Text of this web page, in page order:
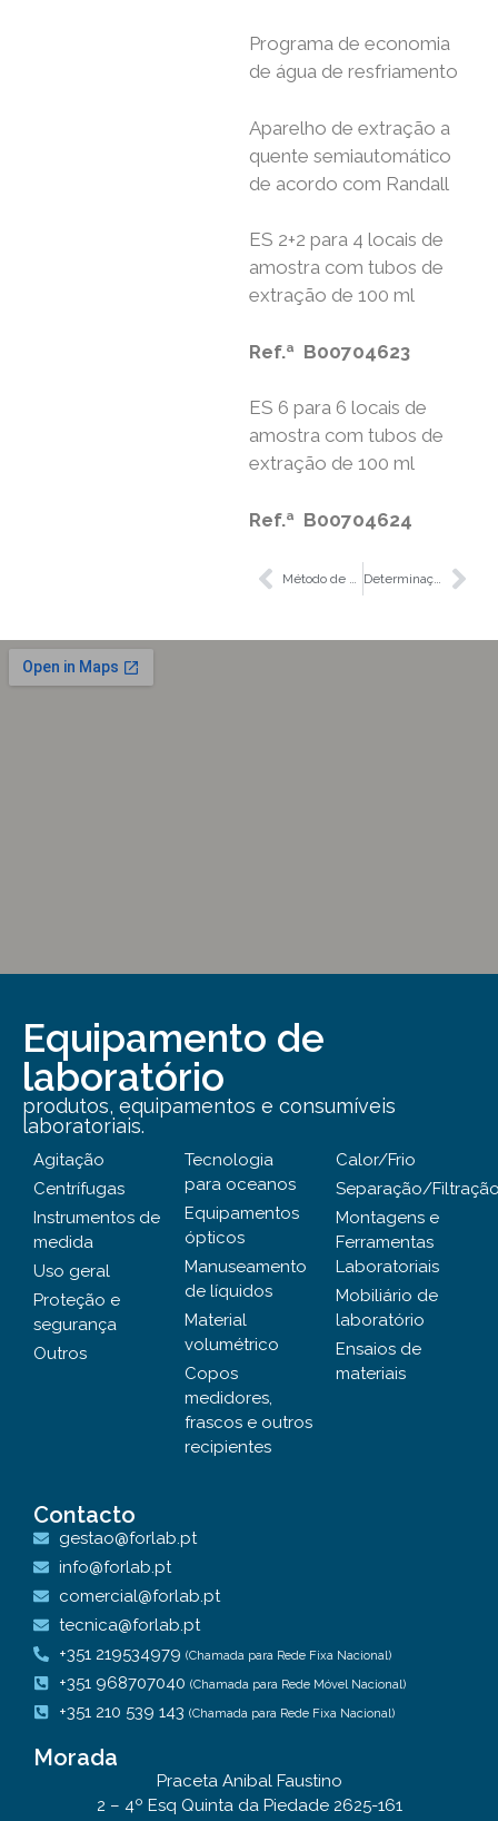
Programa de economia
de água de resfriamento
Aparelho de extração a
quente semiautomático
de acordo com Randall
ES 2+2 para 4 locais de
amostra com tubos de
extração de 100 ml
Ref.ª B00704623
ES 6 para 6 locais de
amostra com tubos de
extração de 100 ml
Ref.ª B00704624
Determinação do teor de fibras dos alimentos
Equipamento de
laboratório
produtos, equipamentos e consumíveis
laboratoriais.
Agitação
Centrífugas
Instrumentos de
medida
Uso geral
Proteção e
segurança
Outros
Tecnologia
para oceanos
Equipamentos
ópticos
Manuseamento
de líquidos
Material
volumétrico
Copos
medidores,
frascos e outros
recipientes
Calor/Frio
Separação/
Montagens e
Ferramentas
Laboratoriais
Mobiliário de
laboratório
Ensaios de
materiais
Contacto
gestao@forlab.pt
info@forlab.pt
comercial@forlab.pt
tecnica@forlab.pt
+351 219534979 (Chamada para Rede Fixa Nacional)
+351 968707040 (Chamada para Rede Móvel Nacional)
+351 210 539 143 (Chamada para Rede Fixa Nacional)
Morada
Praceta Anibal Faustino
2 – 4º Esq Quinta da Piedade 2625-161